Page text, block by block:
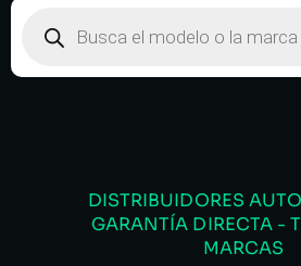
DISTRIBUIDORES
GARANTÍA DIRECTA -
MARCAS